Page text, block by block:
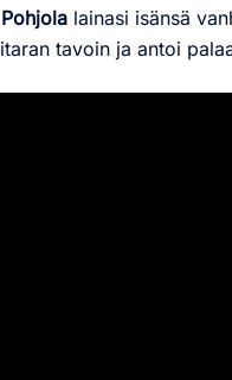
lainasi isänsä
tavoin ja antoi